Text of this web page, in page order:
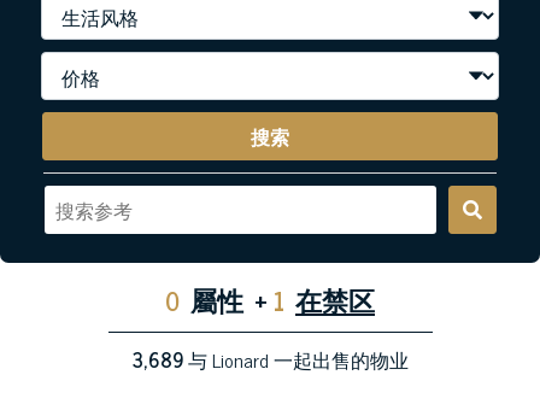
搜索
0 屬性 + 1 在禁区
3,689与 Lionard 一起出售的物业